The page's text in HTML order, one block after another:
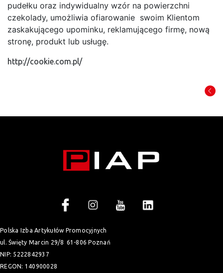
pudełku oraz indywidualny wzór na powierzchni
czekolady, umożliwia ofiarowanie swoim Klientom
zaskakującego upominku, reklamującego firmę, nową
stronę, produkt lub usługę.
http://cookie.com.pl/
Polska Izba Artykułów Promocyjnych
ul. Święty Marcin 29/8 61-806 Poznań
NIP: 5222842937
REGON: 140900028